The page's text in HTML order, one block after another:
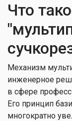
Что
Механизм
инженерное
в сфере
Его принцип
многократно